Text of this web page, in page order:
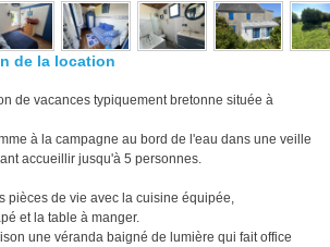
de vacances typiquement bretonne située à
à la campagne au bord de l'eau dans une veille
accueillir jusqu'à 5 personnes.
pièces de vie avec la cuisine équipée,
et la table à manger.
une véranda baigné de lumière qui fait office